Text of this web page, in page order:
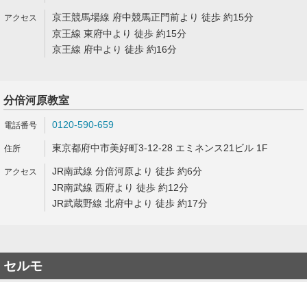
京王競馬場線 府中競馬正門前より 徒歩 約15分
京王線 東府中より 徒歩 約15分
京王線 府中より 徒歩 約16分
分倍河原教室
0120-590-659
東京都府中市美好町3-12-28 エミネンス21ビル 1F
JR南武線 分倍河原より 徒歩 約6分
JR南武線 西府より 徒歩 約12分
JR武蔵野線 北府中より 徒歩 約17分
セルモ